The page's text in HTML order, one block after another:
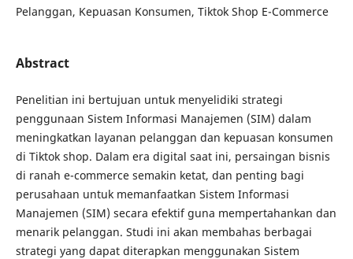
Pelanggan, Kepuasan Konsumen, Tiktok Shop E-Commerce
Abstract
Penelitian ini bertujuan untuk menyelidiki strategi
penggunaan Sistem Informasi Manajemen (SIM) dalam
meningkatkan layanan pelanggan dan kepuasan konsumen
di Tiktok shop. Dalam era digital saat ini, persaingan bisnis
di ranah e-commerce semakin ketat, dan penting bagi
perusahaan untuk memanfaatkan Sistem Informasi
Manajemen (SIM) secara efektif guna mempertahankan dan
menarik pelanggan. Studi ini akan membahas berbagai
strategi yang dapat diterapkan menggunakan Sistem